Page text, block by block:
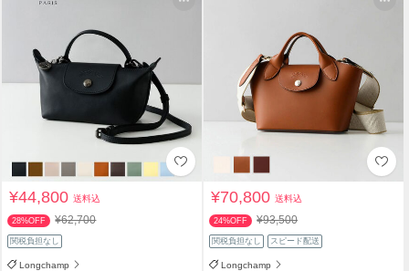
¥44,800送料込
28%OFF ¥62,700
関税負担なし
Longchamp
¥70,800送料込
24%OFF ¥93,500
関税負担なし スピード配送
Longchamp